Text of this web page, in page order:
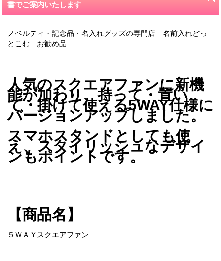
書でご案内いたします
ノベルティ・記念品・名入れグッズの専門店｜名前入れどっ
とこむ お勧め品
人気のスクエアファンに新機
能が加わり、持って・置い
て・掛けて使える5WAY仕様に
バージョンアップしました。
スマホスタンドとしても使
え、スタイリッシュなデザイ
ンもポイントです。
【商品名】
５ＷＡＹスクエアファン